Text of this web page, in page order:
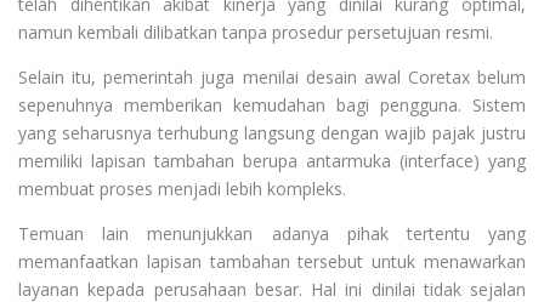
namun kembali dilibatkan tanpa prosedur persetujuan resmi.
Selain itu, pemerintah juga menilai desain awal Coretax belum
sepenuhnya memberikan kemudahan bagi pengguna. Sistem
yang seharusnya terhubung langsung dengan wajib pajak justru
memiliki lapisan tambahan berupa antarmuka (interface) yang
membuat proses menjadi lebih kompleks.
Temuan lain menunjukkan adanya pihak tertentu yang
memanfaatkan lapisan tambahan tersebut untuk menawarkan
layanan kepada perusahaan besar. Hal ini dinilai tidak sejalan